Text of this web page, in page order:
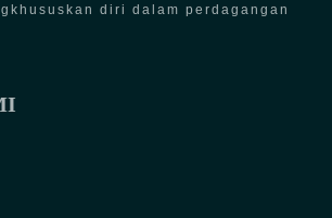
diri dalam perdagangan